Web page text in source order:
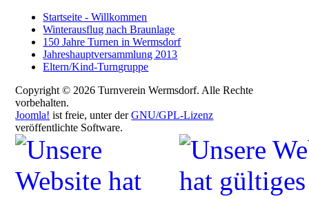
Startseite - Willkommen
Winterausflug nach Braunlage
150 Jahre Turnen in Wermsdorf
Jahreshauptversammlung 2013
Eltern/Kind-Turngruppe
Copyright © 2026 Turnverein Wermsdorf. Alle Rechte
vorbehalten.
Joomla! ist freie, unter derGNU/GPL-Lizenz
veröffentlichte Software.